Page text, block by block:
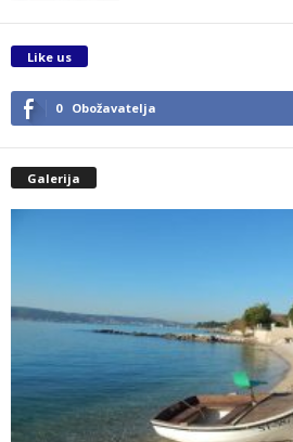
Like us
0 Obožavatelja
Galerija